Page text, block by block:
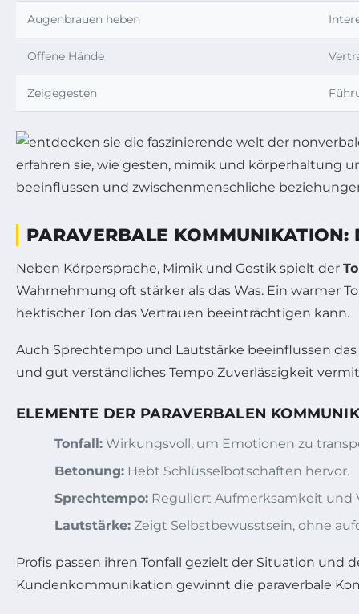
Augenbrauen heben
Offene Hände
Zeigegesten
PARAVERBALE
Neben Körpersprache, Mimik und Gestik spielt der
Wahrnehmung oft stärker als das Was. Ein warmer
hektischer Ton das Vertrauen beeinträchtigen kann.
Auch Sprechtempo und Lautstärke beeinflussen
und gut verständliches Tempo Zuverlässigkeit
ELEMENTE DER PARAVERBALEN
Tonfall: Wirkungsvoll, um Emotionen zu
Betonung: Hebt Schlüsselbotschaften hervor.
Sprechtempo: Reguliert Aufmerksamkeit und
Lautstärke: Zeigt Selbstbewusstsein, ohne
Profis passen ihren Tonfall gezielt der Situation
Kundenkommunikation gewinnt die paraverbale